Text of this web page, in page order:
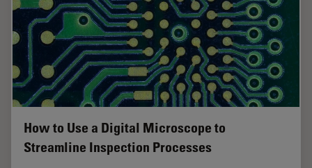
How to Use a Digital Microscope to
Streamline Inspection Processes